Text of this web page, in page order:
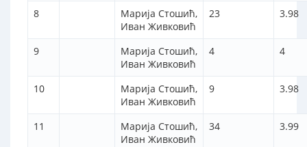
8
Марија Стошић,
Иван Живковић
23 3.98
9
Марија Стошић,
Иван Живковић
4 4
10
Марија Стошић,
Иван Живковић
9 3.98
11
Марија Стошић,
Иван Живковић
34 3.99